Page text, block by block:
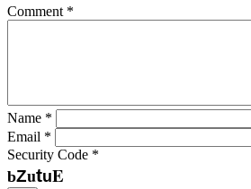
Comment *
Name *
Email *
Security Code *
bZutuE